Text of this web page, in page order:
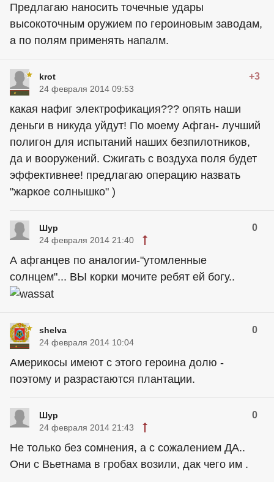
Предлагаю наносить точечные удары
высокоточным оружием по героиновым заводам,
а по полям применять напалм.
krot +3
24 февраля 2014 09:53
какая нафиг электрофикация??? опять наши
деньги в никуда уйдут! По моему Афган- лучший
полигон для испытаний наших безпилотников,
да и вооружений. Сжигать с воздуха поля будет
эффективнее! предлагаю операцию назвать
"жаркое солнышко" )
Шур 0
24 февраля 2014 21:40
А афганцев по аналогии-"утомленные
солнцем"... ВЫ корки мочите ребят ей богу..
shelva 0
24 февраля 2014 10:04
Америкосы имеют с этого героина долю -
поэтому и разрастаются плантации.
Шур 0
24 февраля 2014 21:43
Не только без сомнения, а с сожалением ДА..
Они с Вьетнама в гробах возили, дак чего им .